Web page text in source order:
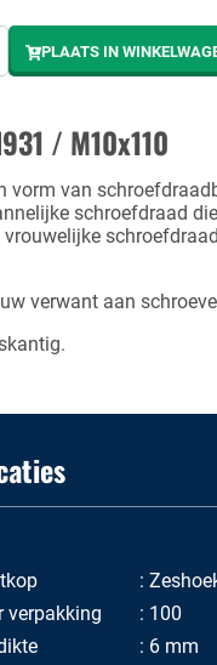
PLAATS IN
/ M10x110
vorm van
schroefdraad
verwant aan
verpakking
100
6 mm